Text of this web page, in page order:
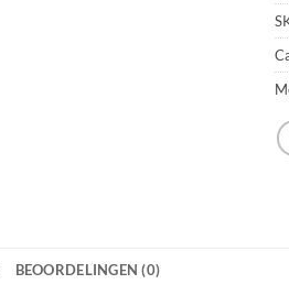
BEOORDELINGEN (0)